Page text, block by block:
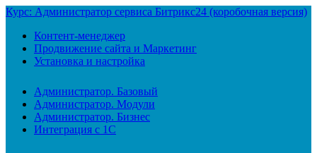
Курс: Администратор сервиса Битрикс24 (коробочная версия)
Контент-менеджер
Продвижение сайта и Маркетинг
Установка и настройка
Администратор. Базовый
Администратор. Модули
Администратор. Бизнес
Интеграция с 1С